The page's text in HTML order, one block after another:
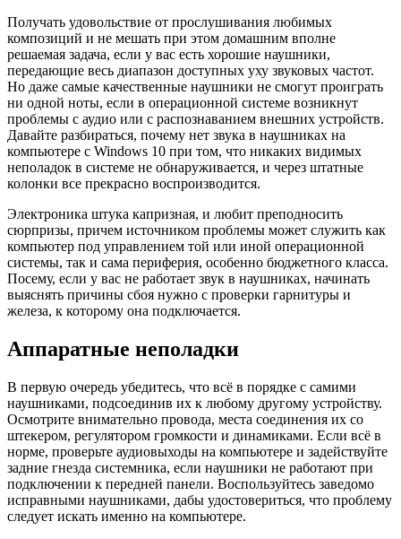
Получать удовольствие от прослушивания любимых
композиций и не мешать при этом домашним вполне
решаемая задача, если у вас есть хорошие наушники,
передающие весь диапазон доступных уху звуковых частот.
Но даже самые качественные наушники не смогут проиграть
ни одной ноты, если в операционной системе возникнут
проблемы с аудио или с распознаванием внешних устройств.
Давайте разбираться, почему нет звука в наушниках на
компьютере с Windows 10 при том, что никаких видимых
неполадок в системе не обнаруживается, и через штатные
колонки все прекрасно воспроизводится.
Электроника штука капризная, и любит преподносить
сюрпризы, причем источником проблемы может служить как
компьютер под управлением той или иной операционной
системы, так и сама периферия, особенно бюджетного класса.
Посему, если у вас не работает звук в наушниках, начинать
выяснять причины сбоя нужно с проверки гарнитуры и
железа, к которому она подключается.
Аппаратные неполадки
В первую очередь убедитесь, что всё в порядке с самими
наушниками, подсоединив их к любому другому устройству.
Осмотрите внимательно провода, места соединения их со
штекером, регулятором громкости и динамиками. Если всё в
норме, проверьте аудиовыходы на компьютере и задействуйте
задние гнезда системника, если наушники не работают при
подключении к передней панели. Воспользуйтесь заведомо
исправными наушниками, дабы удостовериться, что проблему
следует искать именно на компьютере.